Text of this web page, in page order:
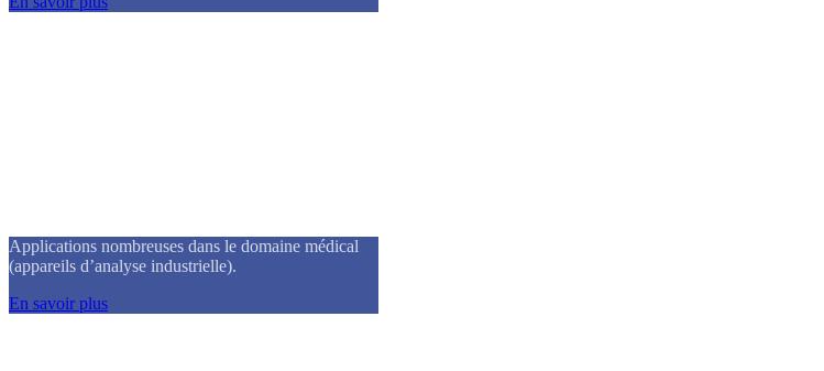
Applications nombreuses dans le domaine médical
(appareils d’analyse industrielle).
En savoir plus